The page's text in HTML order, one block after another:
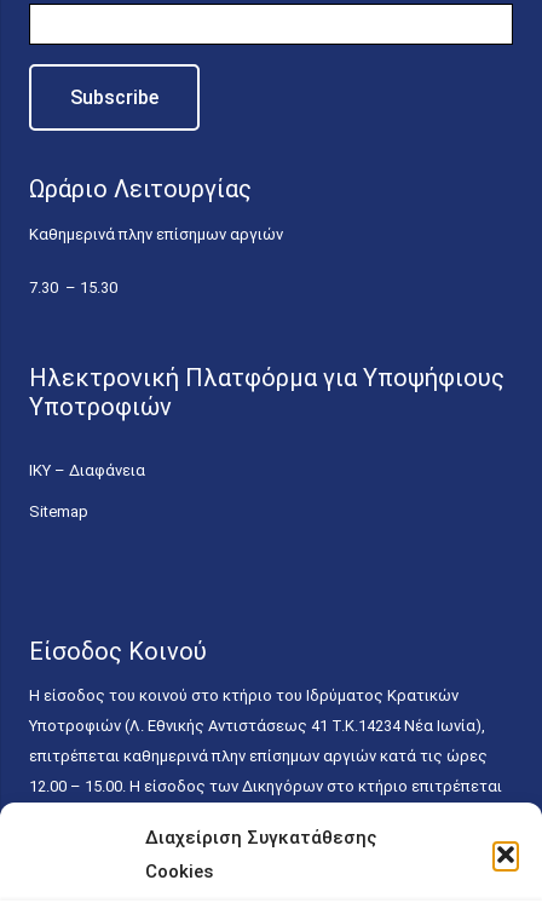
Διαχείριση Συγκατάθεσης
Cookies
Ωράριο Λειτουργίας
Καθημερινά πλην επίσημων αργιών
7.30 – 15.30
Ηλεκτρονική Πλατφόρμα για Υποψήφιους
Υποτροφιών
ΙΚΥ – Διαφάνεια
Sitemap
Είσοδος Κοινού
Η είσοδος του κοινού στο κτήριο του Ιδρύματος Κρατικών
Υποτροφιών (Λ. Εθνικής Αντιστάσεως 41 T.K.14234 Νέα Ιωνία),
επιτρέπεται καθημερινά πλην επίσημων αργιών κατά τις ώρες
12.00 – 15.00. Η είσοδος των Δικηγόρων στο κτήριο επιτρέπεται
κάθε εργάσιμη ημέρα και ώρα χωρίς κανέναν χρονικό ή άλλο
περιορισμό. Η είσοδος του κοινού ειδικά στο γραφείο του